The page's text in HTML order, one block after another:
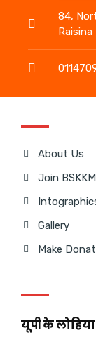
84,
About Us
Join BSKKM
Gallery
Make
यूपी के